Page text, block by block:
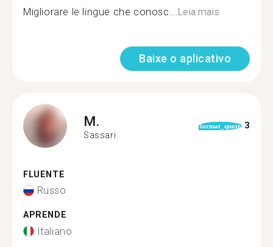
Migliorare le lingue che conosc... Leia mais
Baixe o aplicativo
M.
Sassari
format_quote 3
FLUENTE
Russo
APRENDE
Italiano